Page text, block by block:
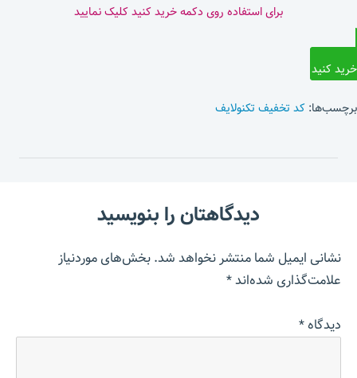
برای استفاده روی دکمه خرید کنید کلیک نمایید
خرید کنید
برچسب‌ها: کد تخفیف تکنولایف
دیدگاهتان را بنویسید
نشانی ایمیل شما منتشر نخواهد شد.بخش‌های موردنیاز
علامت‌گذاری شده‌اند*
دیدگاه*